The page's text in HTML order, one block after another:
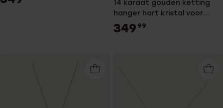
14 karaat gouden ketting
hanger hart kristal voor
dames
349 99